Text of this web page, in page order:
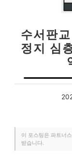
수서판
정지 심
이 포스팅은 파트너
받습니다.